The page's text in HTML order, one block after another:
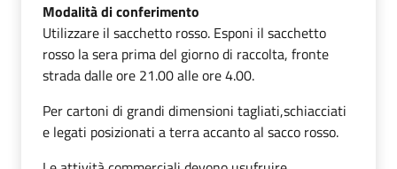
Modalità di conferimento
Utilizzare il sacchetto rosso. Esponi il sacchetto
rosso la sera prima del giorno di raccolta, fronte
strada dalle ore 21.00 alle ore 4.00.
Per cartoni di grandi dimensioni tagliati,schiacciati
e legati posizionati a terra accanto al sacco rosso.